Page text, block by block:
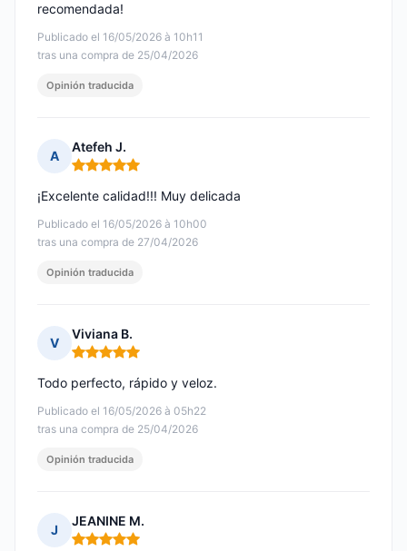
Publicado el 16/05/2026 à 10h11
tras una compra de 25/04/2026
recomendada!
Opinión traducida
A
Atefeh J.
Nota: 5 de 5
Publicado el 16/05/2026 à 10h00
tras una compra de 27/04/2026
¡Excelente calidad!!! Muy delicada
Opinión traducida
V
Viviana B.
Nota: 5 de 5
Publicado el 16/05/2026 à 05h22
tras una compra de 25/04/2026
Todo perfecto, rápido y veloz.
Opinión traducida
J
JEANINE M.
Nota: 5 de 5